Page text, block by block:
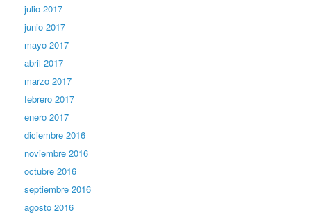
julio 2017
junio 2017
mayo 2017
abril 2017
marzo 2017
febrero 2017
enero 2017
diciembre 2016
noviembre 2016
octubre 2016
septiembre 2016
agosto 2016